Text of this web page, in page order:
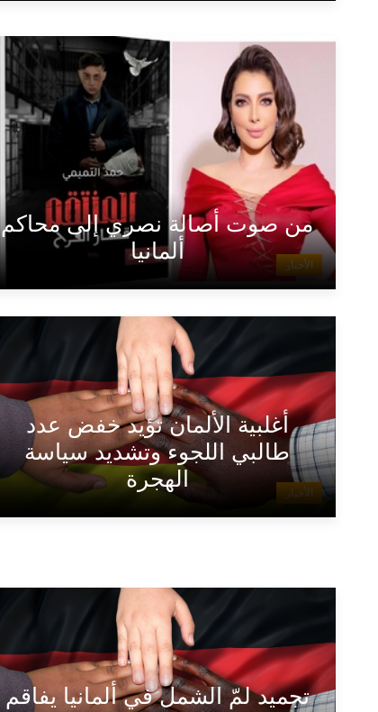
الأخبار
من صوت أصالة نصري إلى محاكم
ألمانيا
الأخبار
أغلبية الألمان تؤيد خفض عدد
طالبي اللجوء وتشديد سياسة
الهجرة
تجميد لمّ الشمل في ألمانيا يفاقم